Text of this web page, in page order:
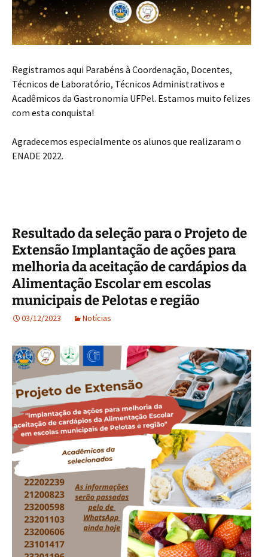
Registramos aqui Parabéns à Coordenação, Docentes,
Técnicos de Laboratório, Técnicos Administrativos e
Acadêmicos da Gastronomia UFPel. Estamos muito felizes
com esta conquista!
Agradecemos especialmente os alunos que realizaram o
ENADE 2022.
Resultado da seleção para o Projeto de
Extensão Implantação de ações para
melhoria da aceitação de cardápios da
Alimentação Escolar em escolas
municipais de Pelotas e região
03/12/2023 Notícias